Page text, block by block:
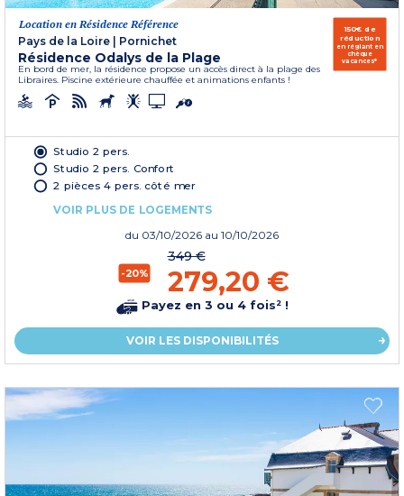
Location en Résidence Référence
Pays de la Loire
Pornichet
Résidence Odalys de la Plage
En bord de mer, la résidence propose un accès direct à la plage des
Libraires. Piscine extérieure chauffée et animations enfants !
150€ de
réduction
en réglant en
chèque
vacances*
Studio 2 pers.
Studio 2 pers. Confort
2 pièces 4 pers. côté mer
VOIR PLUS DE LOGEMENTS
du 03/10/2026 au 10/10/2026
-20%
349 €
279,20 €
Payez en 3 ou 4 fois² !
VOIR LES DISPONIBILITÉS